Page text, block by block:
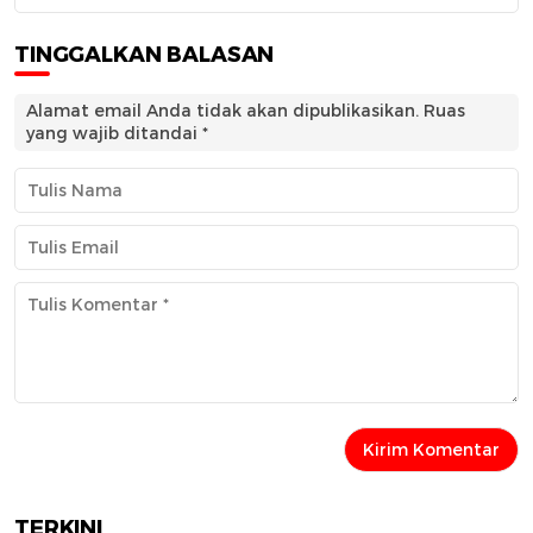
TINGGALKAN BALASAN
Alamat email Anda tidak akan dipublikasikan. Ruas
yang wajib ditandai *
TERKINI